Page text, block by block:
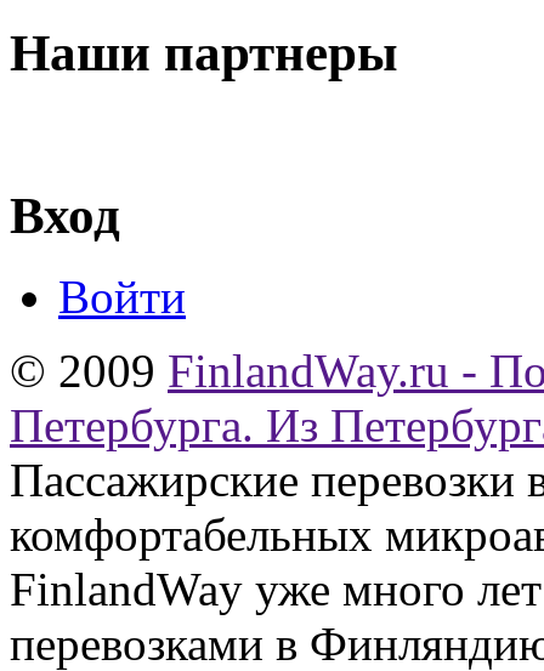
Наши партнеры
Вход
Войти
© 2009 FinlandWay.ru -
Петербурга. Из
Пассажирские
комфортабельных
FinlandWay уже много
перевозками в